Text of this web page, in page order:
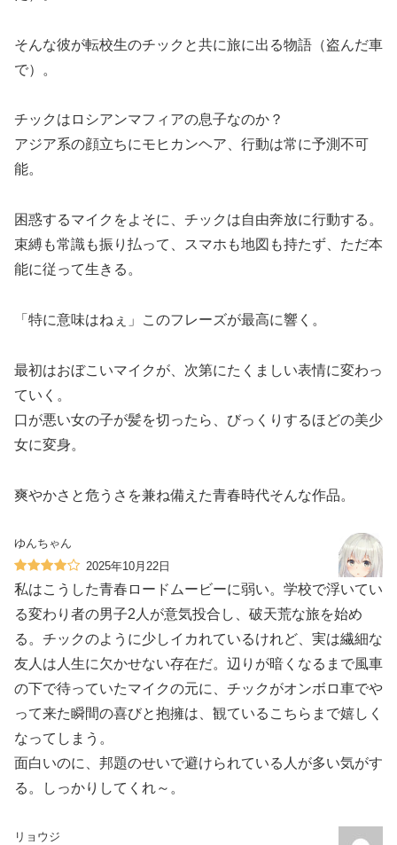
そんな彼が転校生のチックと共に旅に出る物語（盗んだ車
で）。
チックはロシアンマフィアの息子なのか？
アジア系の顔立ちにモヒカンヘア、行動は常に予測不可
能。
困惑するマイクをよそに、チックは自由奔放に行動する。
束縛も常識も振り払って、スマホも地図も持たず、ただ本
能に従って生きる。
「特に意味はねぇ」このフレーズが最高に響く。
最初はおぼこいマイクが、次第にたくましい表情に変わっ
ていく。
口が悪い女の子が髪を切ったら、びっくりするほどの美少
女に変身。
爽やかさと危うさを兼ね備えた青春時代そんな作品。
ゆんちゃん
2025年10月22日
私はこうした青春ロードムービーに弱い。学校で浮いてい
る変わり者の男子2人が意気投合し、破天荒な旅を始め
る。チックのように少しイカれているけれど、実は繊細な
友人は人生に欠かせない存在だ。辺りが暗くなるまで風車
の下で待っていたマイクの元に、チックがオンボロ車でや
って来た瞬間の喜びと抱擁は、観ているこちらまで嬉しく
なってしまう。
面白いのに、邦題のせいで避けられている人が多い気がす
る。しっかりしてくれ～。
リョウジ